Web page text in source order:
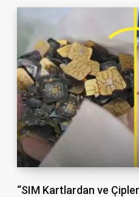
“SIM Kartlardan ve